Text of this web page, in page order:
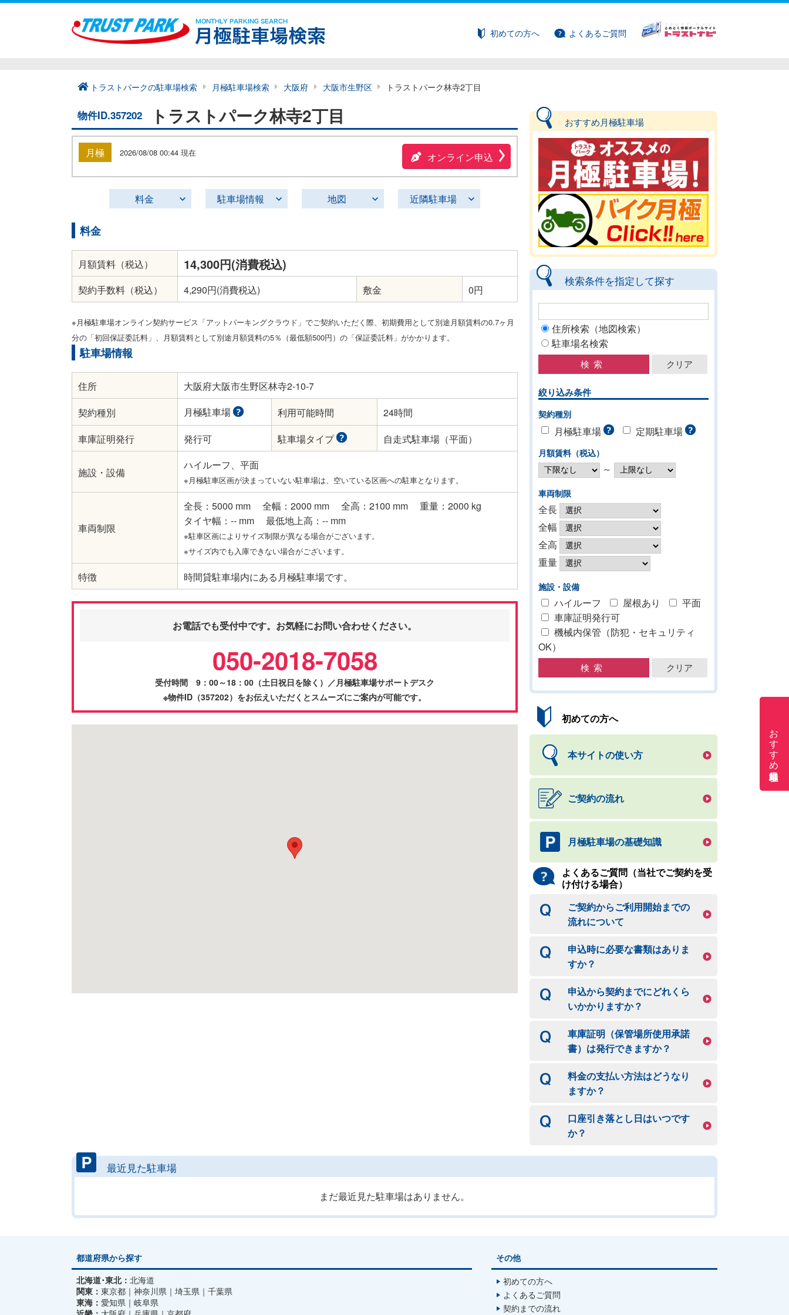
初めての方へ よくあるご質問
おすすめ月極駐車場
トラストパークの駐車場検索 月極駐車場検索 大阪府 大阪市生野区 トラストパーク林寺2丁目
物件ID.357202 トラストパーク林寺2丁目
月極 2026/08/08 00:44 現在 オンライン申込
料金 駐車場情報 地図 近隣駐車場
料金
月額賃料（税込） 14,300円(消費税込)
契約手数料（税込） 4,290円(消費税込) 敷金 0円
※月極駐車場オンライン契約サービス「アットパーキングクラウド」でご契約いただく際、初期費用として別途月額賃料の0.7ヶ月
分の「初回保証委託料」、月額賃料として別途月額賃料の5％（最低額500円）の「保証委託料」がかかります。
駐車場情報
住所
大阪府大阪市生野区林寺2-10-7
契約種別
月極駐車場 利用可能時間
24時間
車庫証明発行
発行可 駐車場タイプ 自走式駐車場（平面）
施設・設備
ハイルーフ、平面
※月極駐車区画が決まっていない駐車場は、空いている区画への駐車となります。
車両制限
全長：5000 mm 全幅：2000 mm 全高：2100 mm
重量：2000 kg
タイヤ幅：-- mm
最低地上高：-- mm
※駐車区画によりサイズ制限が異なる場合がございます。
※サイズ内でも入庫できない場合がございます。
特徴 時間貸駐車場内にある月極駐車場です。
お電話でも受付中です。お気軽にお問い合わせください。
050-2018-7058
受付時間 9：00～18：00（土日祝日を除く）／月極駐車場サポートデスク
※物件ID（357202）をお伝えいただくとスムーズにご案内が可能です。
おすすめ月極駐車場
検索条件を指定して探す
住所検索（地図検索）
駐車場名検索
絞り込み条件
契約種別
月極駐車場 定期駐車場
月額賃料（税込）
～
車両制限
全長
全幅
全高
重量
施設・設備
ハイルーフ 屋根あり
平面
車庫証明発行可
機械内保管（防犯・セキュリティ
OK）
初めての方へ
本サイトの使い方
ご契約の流れ
月極駐車場の基礎知識
よくあるご質問（当社でご契約を受
け付ける場合）
ご契約からご利用開始までの
流れについて
申込時に必要な書類はありま
すか？
申込から契約までにどれくら
いかかりますか？
車庫証明（保管場所使用承諾
書）は発行できますか？
料金の支払い方法はどうなり
ますか？
口座引き落とし日はいつです
か？
最近見た駐車場
まだ最近見た駐車場はありません。
都道府県から探す
北海道･東北： 北海道
関東： 東京都 神奈川県 埼玉県
千葉県
東海： 愛知県
岐阜県
その他
初めての方へ
よくあるご質問
契約までの流れ